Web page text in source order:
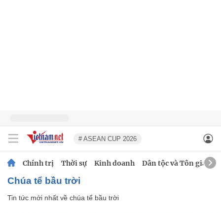
# ASEAN CUP 2026
Chính trị Thời sự Kinh doanh Dân tộc và Tôn giáo
chúa tể bầu trời
Tin tức mới nhất về chúa tể bầu trời